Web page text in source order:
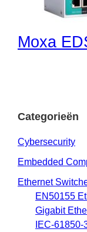
Moxa
Categorieën
Cybersecurity
Embedded
Ethernet
EN50155
Gigabit
IEC-